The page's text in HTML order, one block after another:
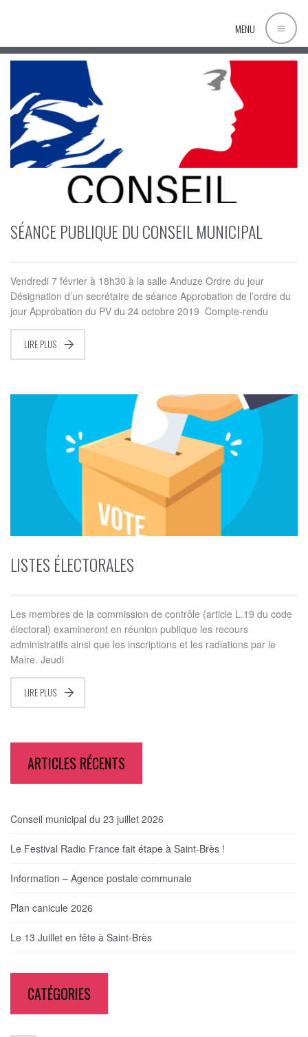
MENU
SÉANCE PUBLIQUE DU CONSEIL MUNICIPAL
Vendredi 7 février à 18h30 à la salle Anduze Ordre du jour
Désignation d’un secrétaire de séance Approbation de l’ordre du
jour Approbation du PV du 24 octobre 2019 Compte-rendu
LIRE PLUS
LISTES ÉLECTORALES
Les membres de la commission de contrôle (article L.19 du code
électoral) examineront en réunion publique les recours
administratifs ainsi que les inscriptions et les radiations par le
Maire. Jeudi
LIRE PLUS
ARTICLES RÉCENTS
Conseil municipal du 23 juillet 2026
Le Festival Radio France fait étape à Saint-Brès !
Information – Agence postale communale
Plan canicule 2026
Le 13 Juillet en fête à Saint-Brès
CATÉGORIES